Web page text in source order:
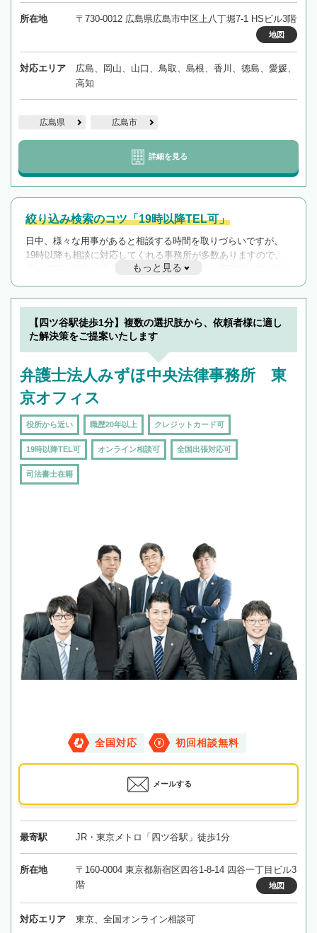
所在地 〒730-0012 広島県広島市中区上八丁堀7-1 HSビル3階
地図
対応エリア
広島、岡山、山口、鳥取、島根、香川、徳島、愛媛、
高知
広島県 広島市
詳細を見る
絞り込み検索のコツ「19時以降TEL可」
日中、様々な用事があると相談する時間を取りづらいですが、
19時以降も相談に対応してくれる事務所が多数ありますので、
遅い時間の相談が増えそうな場合はそのような事務所に絞り込
んで検索してみましょう。
19時以降TEL可の条件
を加えて再検索
もっと見る
【四ツ谷駅徒歩1分】複数の選択肢から、依頼者様に適し
た解決策をご提案いたします
弁護士法人みずほ中央法律事務所 東
京オフィス
役所から近い 職歴20年以上 クレジットカード可
19時以降TEL可 オンライン相談可 全国出張対応可
司法書士在籍
全国対応 初回相談無料
メールする
最寄駅 JR・東京メトロ「四ツ谷駅」徒歩1分
所在地
〒160-0004 東京都新宿区四谷1-8-14 四谷一丁目ビル3
階
地図
対応エリア 東京、全国オンライン相談可